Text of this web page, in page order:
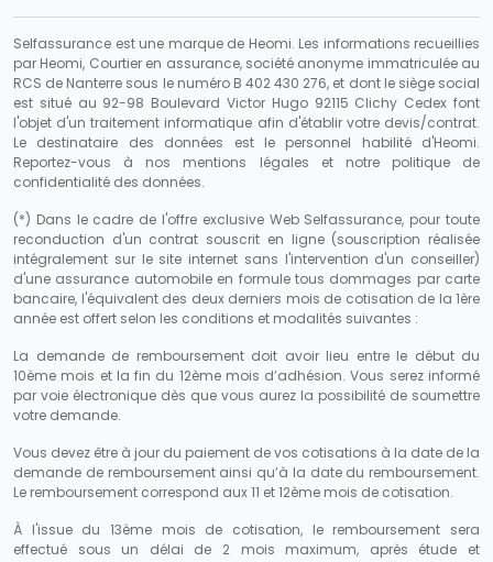
Selfassurance est une marque de Heomi. Les informations recueillies
par Heomi, Courtier en assurance, société anonyme immatriculée au
RCS de Nanterre sous le numéro B 402 430 276, et dont le siège social
est situé au 92-98 Boulevard Victor Hugo 92115 Clichy Cedex font
l'objet d'un traitement informatique afin d'établir votre devis/contrat.
Le destinataire des données est le personnel habilité d'Heomi.
Reportez-vous à nos mentions légales et notre politique de
confidentialité des données.
(*) Dans le cadre de l'offre exclusive Web Selfassurance, pour toute
reconduction d'un contrat souscrit en ligne (souscription réalisée
intégralement sur le site internet sans l'intervention d'un conseiller)
d'une assurance automobile en formule tous dommages par carte
bancaire, l'équivalent des deux derniers mois de cotisation de la 1ère
année est offert selon les conditions et modalités suivantes :
La demande de remboursement doit avoir lieu entre le début du
10ème mois et la fin du 12ème mois d’adhésion. Vous serez informé
par voie électronique dès que vous aurez la possibilité de soumettre
votre demande.
Vous devez être à jour du paiement de vos cotisations à la date de la
demande de remboursement ainsi qu’à la date du remboursement.
Le remboursement correspond aux 11 et 12ème mois de cotisation.
À l'issue du 13ème mois de cotisation, le remboursement sera
effectué sous un délai de 2 mois maximum, après étude et